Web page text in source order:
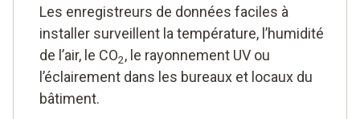
Les enregistreurs de données faciles à
installer surveillent la température, l’humidité
de l’air, le CO2, le rayonnement UV ou
l’éclairement dans les bureaux et locaux du
bâtiment.